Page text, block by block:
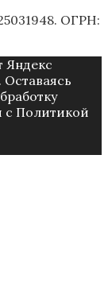
ОГРН:
Яндекс
с Пoлитикой